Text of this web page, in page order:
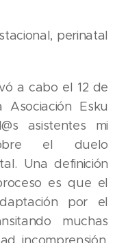
perinatal
a cabo el 12 de
Esku
asistentes mi
el duelo
Una definición
es que el
por el
muchas